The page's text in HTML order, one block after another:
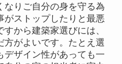
なりご自分の身を守る為
がストップしたりと最悪
から建築家選びには、
方がよいです。たとえ選
デザイン性があっても一